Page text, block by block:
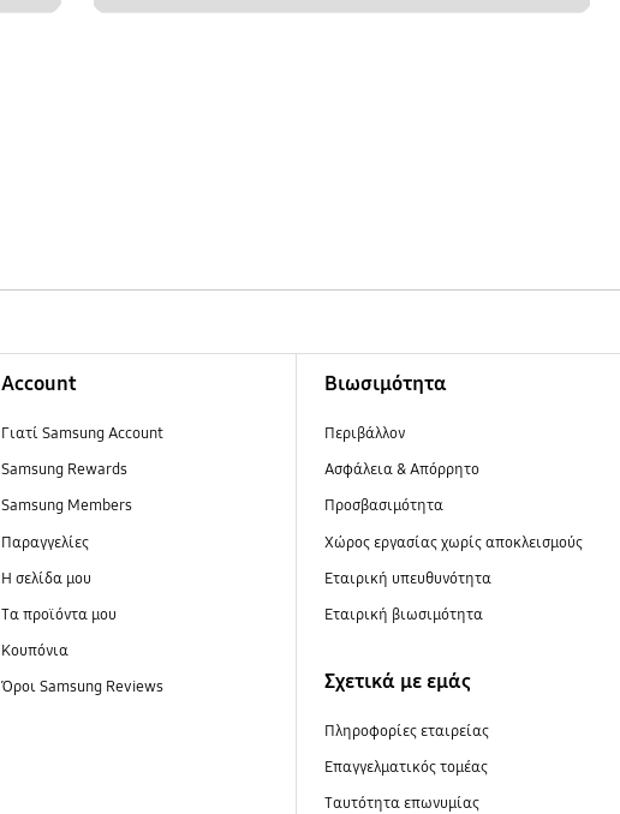
Account
Γιατί Samsung Account
Samsung Rewards
Samsung Members
Παραγγελίες
Η σελίδα μου
Τα προϊόντα μου
Κουπόνια
Όροι Samsung Reviews
Βιωσιμότητα
Περιβάλλον
Ασφάλεια & Απόρρητο
Προσβασιμότητα
Xώρος εργασίας χωρίς αποκλεισμούς
Εταιρική υπευθυνότητα
Εταιρική βιωσιμότητα
Σχετικά με εμάς
Πληροφορίες εταιρείας
Επαγγελματικός τομέας
Ταυτότητα επωνυμίας